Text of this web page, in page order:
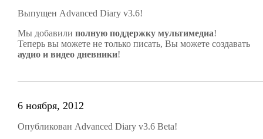
Выпущен Advanced Diary v3.6!
Мы добавили полную поддержку мультимедиа!
Теперь вы можете не только писать, Вы можете создавать
аудио и видео дневники!
6 ноября, 2012
Опубликован Advanced Diary v3.6 Beta!